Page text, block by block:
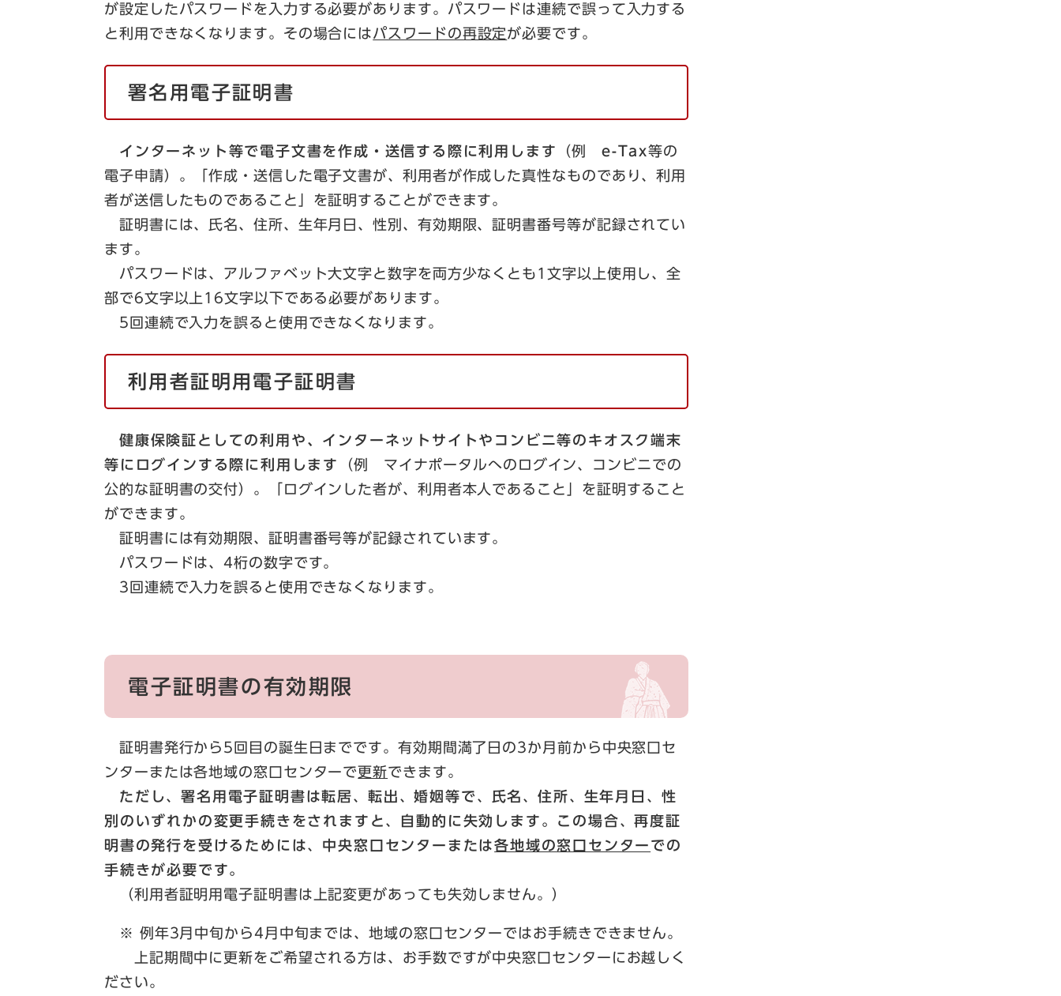
が設定したパスワードを入力する必要があります。パスワードは連続で誤って入力する
と利用できなくなります。その場合にはパスワードの再設定が必要です。
署名用電子証明書
インターネット等で電子文書を作成・送信する際に利用します （例e-Tax等の
電子申請）。「作成・送信した電子文書が、利用者が作成した真性なものであり、利用
者が送信したものであること」を証明することができます。
証明書には、氏名、住所、生年月日、性別、有効期限、証明書番号等が記録されてい
ます。
パスワードは、アルファベット大文字と数字を両方少なくとも1文字以上使用し、全
部で6文字以上16文字以下である必要があります。
5回連続で入力を誤ると使用できなくなります。
利用者証明用電子証明書
健康保険証としての利用や、インターネットサイトやコンビニ等のキオスク端末
等にログインする際に利用します
（例 マイナポータルへのログイン、コンビニでの
公的な証明書の交付）。「ログインした者が、利用者本人であること」を証明すること
ができます。
証明書には有効期限、証明書番号等が記録されています。
パスワードは、4桁の数字です。
3回連続で入力を誤ると使用できなくなります。
電子証明書の有効期限
証明書発行から5回目の誕生日までです。有効期間満了日の3か月前から中央窓口セ
ンターまたは各地域の窓口センターで更新できます。
ただし、署名用電子証明書は転居、 転出 、婚姻等で、 氏名 、住所、 生年月日 、 性
別のいずれかの変更手続きをされますと 、 自動的に失効します。この場合、再度証
明書の発行を受けるためには、 中央窓口センターまたは各地域の窓口センター での
手続きが必要です。
（利用者証明用電子証明書は上記変更があっても失効しません。）
※ 例年3月中旬から4月中旬までは、地域の窓口センターではお手続きできません。
上記期間中に更新をご希望される方は、お手数ですが中央窓口センターにお越しく
ださい。